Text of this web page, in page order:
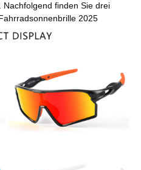
finden Sie drei
2025